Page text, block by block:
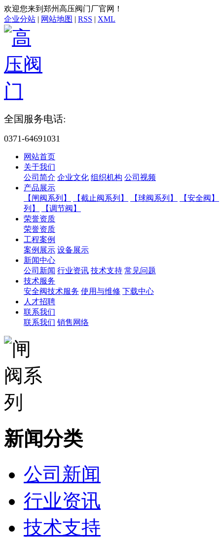
欢迎您来到郑州高压阀门厂官网！
企业分站 | 网站地图 | RSS | XML
全国服务电话:
0371-64691031
网站首页
关于我们
公司简介 企业文化 组织机构 公司视频
产品展示
【闸阀系列】
【截止阀系列】 【球阀系列】
【安全阀】
列】
【调节阀】
荣誉资质
荣誉资质
工程案例
案例展示 设备展示
新闻中心
公司新闻 行业资讯 技术支持 常见问题
技术服务
安全阀技术服务 使用与维修 下载中心
人才招聘
联系我们
联系我们 销售网络
新闻分类
公司新闻
行业资讯
技术支持